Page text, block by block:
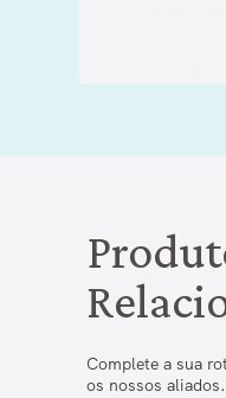
Complete a sua
os nossos